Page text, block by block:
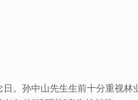
。孙中山先生生前十分重视